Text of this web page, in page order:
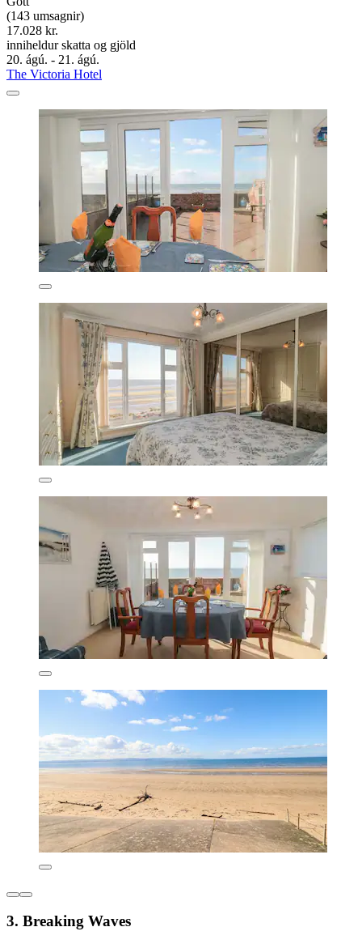
(143 umsagnir)
17.028 kr.
inniheldur skatta og gjöld
20. ágú. - 21. ágú.
The Victoria Hotel
3. Breaking Waves